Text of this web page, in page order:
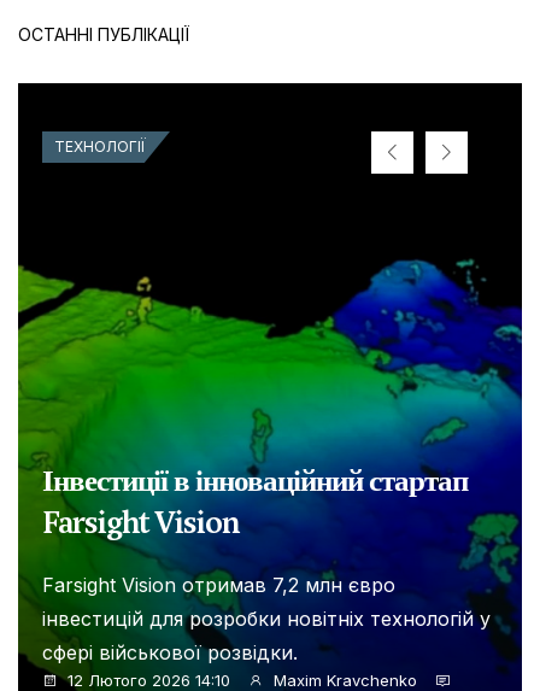
ОСТАННІ ПУБЛІКАЦІЇ
ТЕХНОЛОГІЇ
Інвестиції в інноваційний стартап
Farsight Vision
Farsight Vision отримав 7,2 млн євро
інвестицій для розробки новітніх технологій у
сфері військової розвідки.
12 Лютого 2026 14:10 Maxim Kravchenko